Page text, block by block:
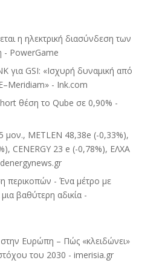
η ηλεκτρική διασύνδεση των
- PowerGame
για GSI: «Ισχυρή δυναμική από
- Ink.com
θέση το Qube σε 0,90% -
μον., METLEN 48,38e (-0,33%),
CENERGY 23 e (-0,78%), ΕΛΧΑ
περικοπών - Ένα μέτρο με
βαθύτερη αδικία -
Ευρώπη – Πώς «κλειδώνει»
του 2030 - imerisia.gr